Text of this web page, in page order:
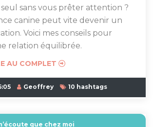
sans vous prêter attention ?
canine peut vite devenir un
Voici mes conseils pour
relation équilibrée.
AU COMPLET
Geoffrey 10 hashtags
que chez moi